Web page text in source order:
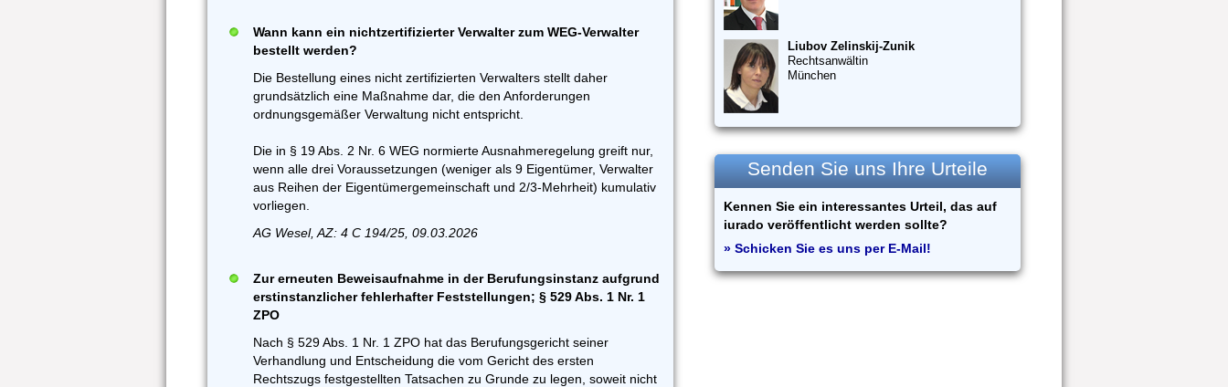
Wann kann ein nichtzertifizierter Verwalter zum WEG-Verwalter
bestellt werden?
Die Bestellung eines nicht zertifizierten Verwalters stellt daher
grundsätzlich eine Maßnahme dar, die den Anforderungen
ordnungsgemäßer Verwaltung nicht entspricht.
Die in § 19 Abs. 2 Nr. 6 WEG normierte Ausnahmeregelung greift nur,
wenn alle drei Voraussetzungen (weniger als 9 Eigentümer, Verwalter
aus Reihen der Eigentümergemeinschaft und 2/3-Mehrheit) kumulativ
vorliegen.
AG Wesel, AZ: 4 C 194/25, 09.03.2026
Zur erneuten Beweisaufnahme in der Berufungsinstanz aufgrund
erstinstanzlicher fehlerhafter Feststellungen; § 529 Abs. 1 Nr. 1
ZPO
Nach § 529 Abs. 1 Nr. 1 ZPO hat das Berufungsgericht seiner
Verhandlung und Entscheidung die vom Gericht des ersten
Rechtszugs festgestellten Tatsachen zu Grunde zu legen, soweit nicht
Liubov Zelinskij-Zunik
Rechtsanwältin
München
Senden Sie uns Ihre Urteile
Kennen Sie ein interessantes Urteil, das auf
iurado veröffentlicht werden sollte?
» Schicken Sie es uns per E-Mail!